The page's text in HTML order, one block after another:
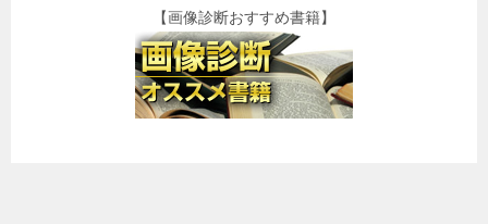
【画像診断おすすめ書籍】